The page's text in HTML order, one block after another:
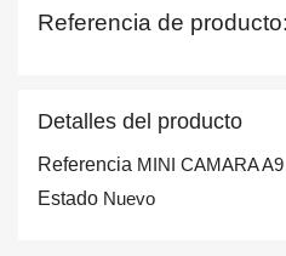
Referencia de
Detalles del producto
Referencia MINI CAMARA A9
Estado Nuevo